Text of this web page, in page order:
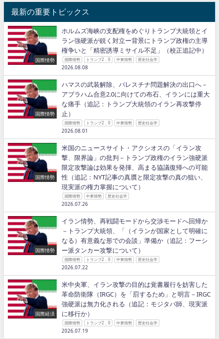
最新の重要トピックス
国際情勢
ホルムズ海峡の支配権をめぐりトランプ大統領とイ
ラン強硬派が鋭く対立ー背景にトランプ政権の主導
権争いと「精密誘導ミサイル不足」（校正追記中）
国際情勢 トランプ2．0 中東情勢 歴史社会学
2026.08.08
国際情勢
ハマスの武装解除、パレスチナ問題解決の出口へ－
アブラハム合意2.0に向けての布石、イランには重大
な痛手（追記：トランプ大統領のイラン再攻撃停
止）
国際情勢 トランプ2．0 中東情勢 歴史社会学
2026.08.01
国際情勢
米国のニュースサイト・アクシオスの「イラン攻
撃、限界論」の批判－トランプ政権のイラン強硬派
限定攻撃論は効果を発揮、高まる協議復帰への可能
性（追記：NYT記事の真贋と限定攻撃の真の狙い、
現実派の権力掌握について）
国際情勢 中東情勢 歴史社会学
2026.07.26
国際情勢
イラン情勢、再戦闘モードから交渉モードへ回帰か
－トランプ大統領、「（イランが国家として明確に
なる）有意義な形での会談」準備か（追記：フーシ
ー派タンカー攻撃について）
国際情勢 トランプ2．0 中東情勢 歴史社会学
2026.07.22
国際経済
米中央軍、イラン攻撃の目的は覚書履行を妨害した
革命防衛隊（IRGC）を「罰するため」と明言－IRGC
強硬派は無力化される（追記：モジタバ師、現実派
に移行か）
国際情勢 トランプ2．0 中東情勢 歴史社会学
2026.07.19